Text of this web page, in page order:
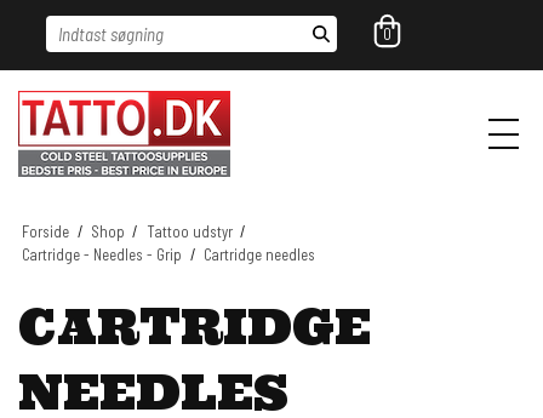
Indtast søgning 0
Forside / Shop / Tattoo udstyr /
Cartridge - Needles - Grip / Cartridge needles
CARTRIDGE
NEEDLES